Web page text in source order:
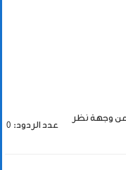
عن وجهة نظر
عدد الردود: 0